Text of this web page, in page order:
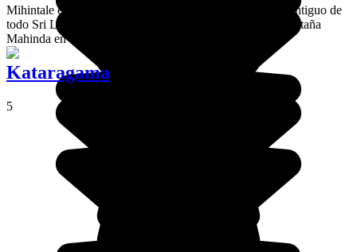
Mihintale es un lugar sagrado que alberga el estupa más antiguo de
todo Sri Lanka. Se encuentra en lo alto del pico, en la montaña
Mahinda en el centro de la isla hacia el norte.
Kataragama
5